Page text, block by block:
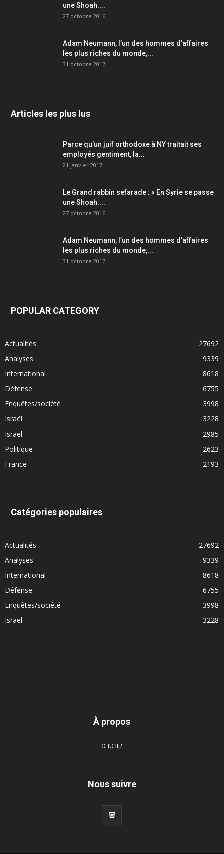
une Shoah....
27 octobre 2016
Adam Neumann, l’un des hommes d’affaires
les plus riches du monde,...
31 octobre 2017
Articles les plus lus
Parce qu’un juif orthodoxe à NY traitait ses
employés gentiment, la...
21 janvier 2017
Le Grand rabbin sefarade : « En Syrie se passe
une Shoah....
27 octobre 2016
Adam Neumann, l’un des hommes d’affaires
les plus riches du monde,...
31 octobre 2017
POPULAR CATEGORY
Actualités
27692
Analyses
9339
International
8618
Défense
6755
Enquêtes/société
3998
Israël
3228
Israël
2985
Politique
2623
France
2193
Catégories populaires
Actualités
27692
Analyses
9339
International
8618
Défense
6755
Enquêtes/société
3998
Israël
3228
À propos
קונטרס
Nous suivre